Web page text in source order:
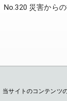
No.320 災害から
当サイトのコンテンツ